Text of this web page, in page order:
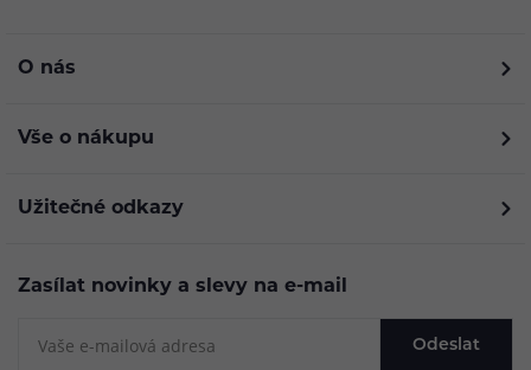
O nás
Vše o nákupu
Užitečné odkazy
Zasílat novinky a slevy na e-mail
Odeslat